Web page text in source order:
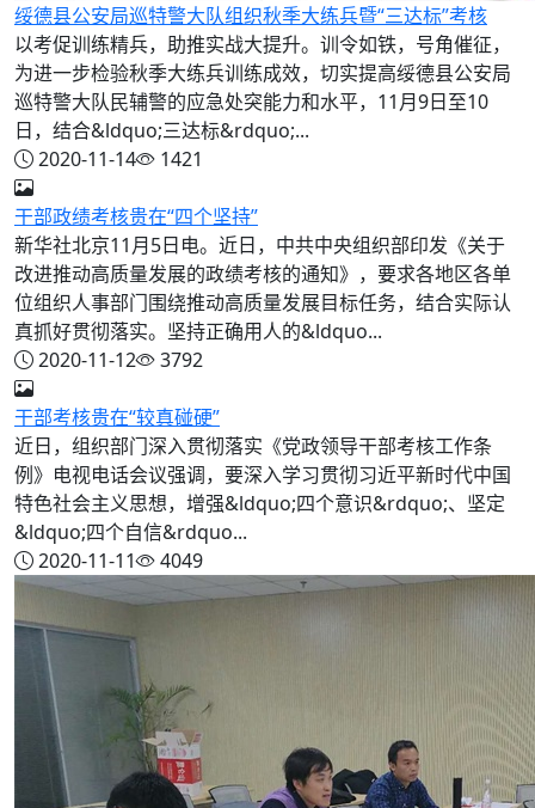
绥德县公安局巡特警大队组织秋季大练兵暨“三达标”考核
以考促训练精兵，助推实战大提升。训令如铁，号角催征，
为进一步检验秋季大练兵训练成效，切实提高绥德县公安局
巡特警大队民辅警的应急处突能力和水平，11月9日至10
日，结合&ldquo;三达标&rdquo;...
2020-11-14
1421
干部政绩考核贵在“四个坚持”
新华社北京11月5日电。近日，中共中央组织部印发《关于
改进推动高质量发展的政绩考核的通知》，要求各地区各单
位组织人事部门围绕推动高质量发展目标任务，结合实际认
真抓好贯彻落实。坚持正确用人的&ldquo...
2020-11-12
3792
干部考核贵在“较真碰硬”
近日，组织部门深入贯彻落实《党政领导干部考核工作条
例》电视电话会议强调，要深入学习贯彻习近平新时代中国
特色社会主义思想，增强&ldquo;四个意识&rdquo;、坚定
&ldquo;四个自信&rdquo...
2020-11-11
4049